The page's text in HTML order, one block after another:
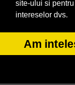
site-ului si
intereselor dvs.
Am
Servicii-DDD.com
© 2014-2026
SOL